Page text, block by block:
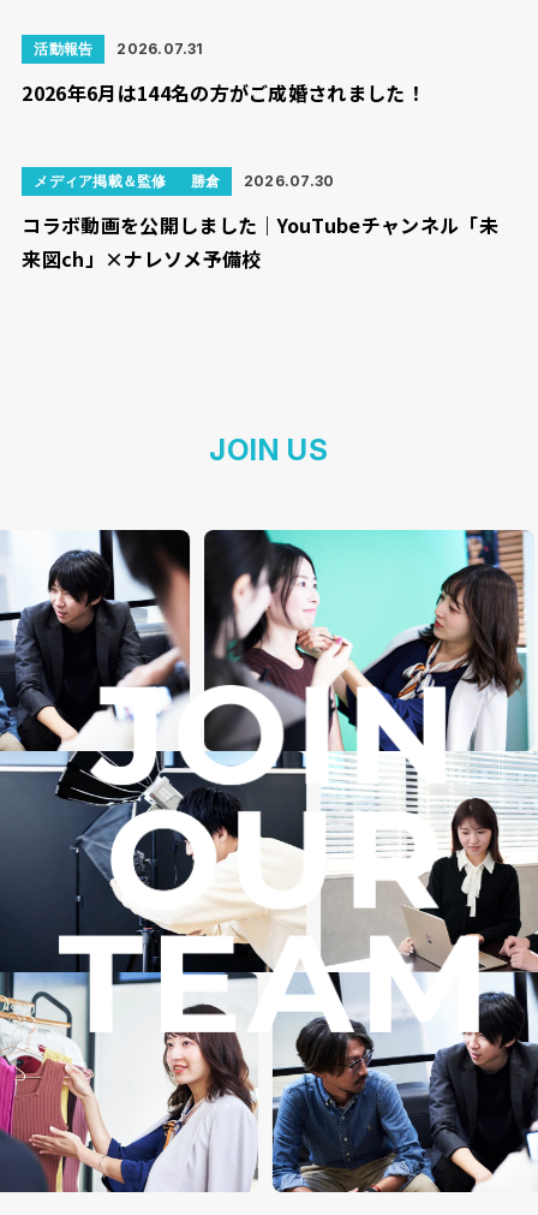
活動報告 2026.07.31
2026年6月は144名の方がご成婚されました！
メディア掲載＆監修 勝倉 2026.07.30
コラボ動画を公開しました｜YouTubeチャンネル「未
来図ch」×ナレソメ予備校
JOIN US